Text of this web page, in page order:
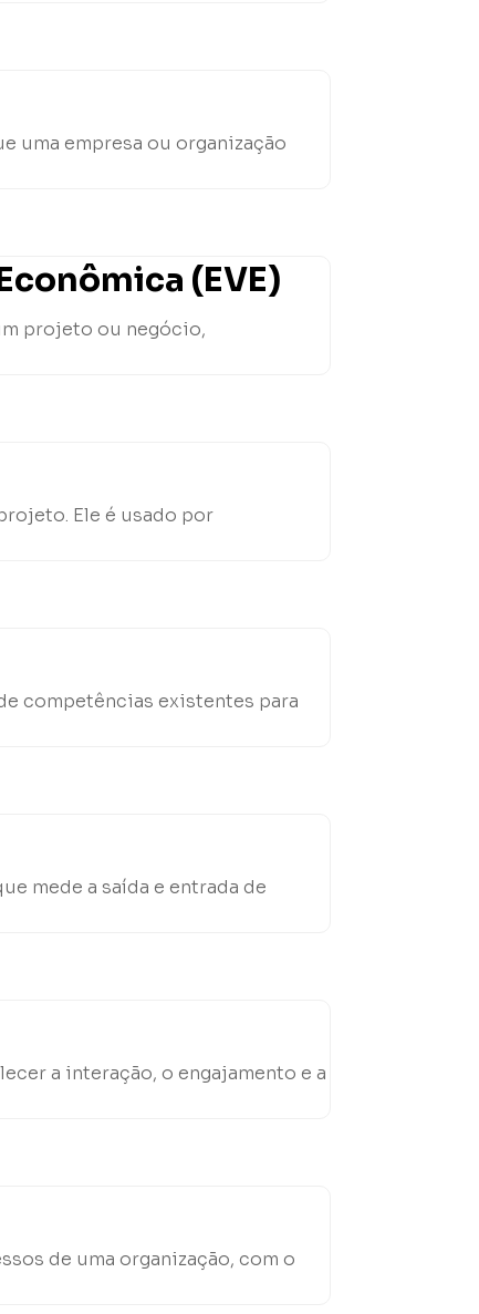
uma empresa ou organização
(EVE)
projeto ou negócio,
Ele é usado por
competências existentes para
mede a saída e entrada de
a interação, o engajamento e a
de uma organização, com o